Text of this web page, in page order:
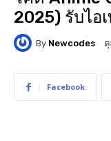
2025) รับไอ
By Newcodes
Facebook